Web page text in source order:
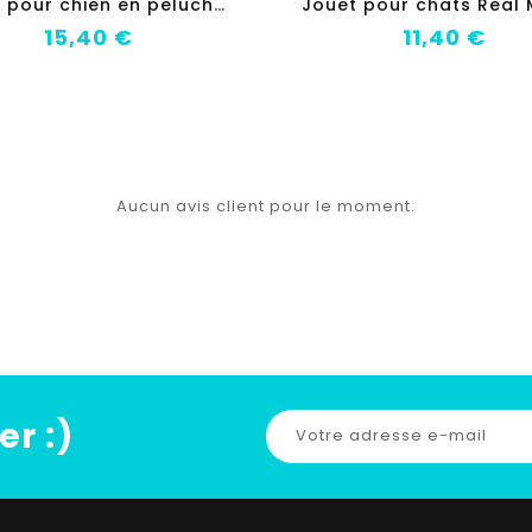
Prix
15,40 €
Prix
11,40 €
Aucun avis client pour le moment.
:)